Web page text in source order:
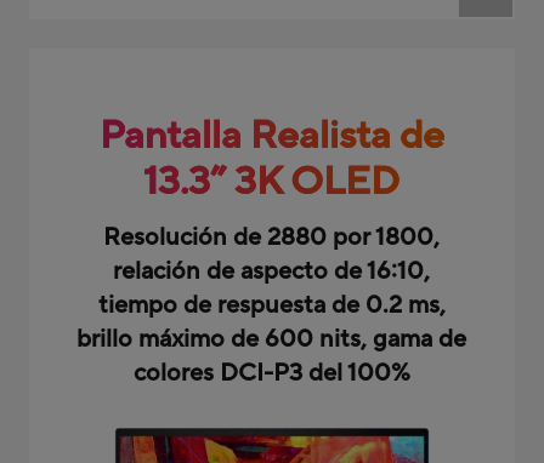
Pantalla Realista de
13.3” 3K OLED
Resolución de 2880 por 1800,
relación de aspecto de 16:10,
tiempo de respuesta de 0.2 ms,
brillo máximo de 600 nits, gama de
colores DCI-P3 del 100%